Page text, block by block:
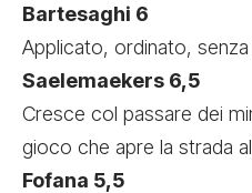
Bartesaghi 6
Applicato, ordinato,
Saelemaekers 6,5
Cresce col passare dei
gioco che apre la strada
Fofana 5,5